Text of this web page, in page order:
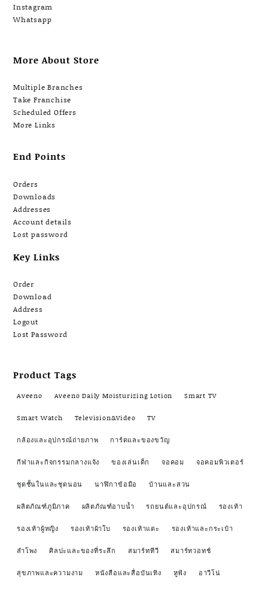
Instagram
Whatsapp
More About Store
Multiple Branches
Take Franchise
Scheduled Offers
More Links
End Points
Orders
Downloads
Addresses
Account details
Lost password
Key Links
Order
Download
Address
Logout
Lost Password
Product Tags
Aveeno Aveeno Daily Moisturizing Lotion Smart TV
Smart Watch Television&Video TV
กล้องและอุปกรณ์ถ่ายภาพ การ์ดและของขวัญ
กีฬาและกิจกรรมกลางแจ้ง ของเล่นเด็ก จอคอม จอคอมพิวเตอร์
ชุดชั้นในและชุดนอน นาฬิกาข้อมือ บ้านและสวน
ผลิตภัณฑ์ภูมิภาค ผลิตภัณฑ์อาบน้ำ รถยนต์และอุปกรณ์ รองเท้า
รองเท้าผู้หญิง รองเท้าผ้าใบ รองเท้าแตะ รองเท้าและกระเป๋า
ลำโพง ศิลปะและของที่ระลึก สมาร์ททีวี สมาร์ทวอทช์
สุขภาพและความงาม หนังสือและสื่อบันเทิง หูฟัง อาวีโน่